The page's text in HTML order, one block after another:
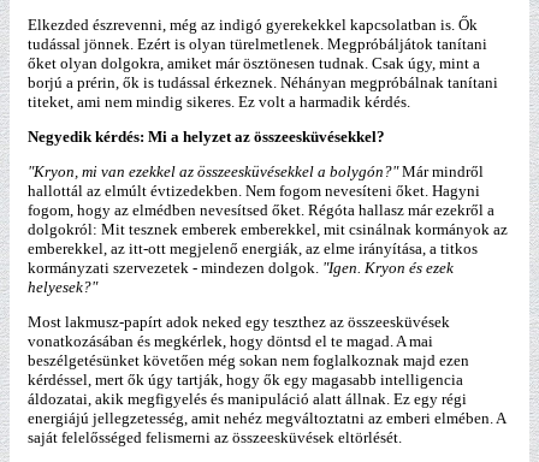
Elkezded észrevenni, még az indigó gyerekekkel kapcsolatban is. Ők
tudással jönnek. Ezért is olyan türelmetlenek. Megpróbáljátok tanítani
őket olyan dolgokra, amiket már ösztönesen tudnak. Csak úgy, mint a
borjú a prérin, ők is tudással érkeznek. Néhányan megpróbálnak tanítani
titeket, ami nem mindig sikeres. Ez volt a harmadik kérdés.
Negyedik kérdés: Mi a helyzet az összeesküvésekkel?
"Kryon, mi van ezekkel az összeesküvésekkel a bolygón?"Már mindről
hallottál az elmúlt évtizedekben. Nem fogom nevesíteni őket. Hagyni
fogom, hogy az elmédben nevesítsed őket. Régóta hallasz már ezekről a
dolgokról: Mit tesznek emberek emberekkel, mit csinálnak kormányok az
emberekkel, az itt-ott megjelenő energiák, az elme irányítása, a titkos
kormányzati szervezetek - mindezen dolgok. "Igen. Kryon és ezek
helyesek?"
Most lakmusz-papírt adok neked egy teszthez az összeesküvések
vonatkozásában és megkérlek, hogy döntsd el te magad. A mai
beszélgetésünket követően még sokan nem foglalkoznak majd ezen
kérdéssel, mert ők úgy tartják, hogy ők egy magasabb intelligencia
áldozatai, akik megfigyelés és manipuláció alatt állnak. Ez egy régi
energiájú jellegzetesség, amit nehéz megváltoztatni az emberi elmében. A
saját felelősséged felismerni az összeesküvések eltörlését.